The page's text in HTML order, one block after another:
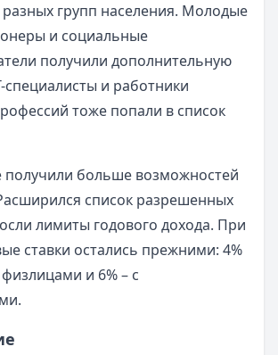
групп населения. Молодые
и социальные
получили дополнительную
специалисты и работники
тоже попали в список
получили больше возможностей
список разрешенных
лимиты годового дохода. При
ставки остались прежними: 4%
и 6% – с